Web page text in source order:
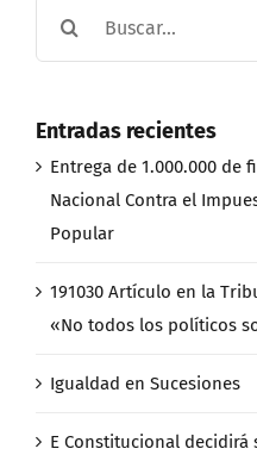
Entradas recientes
Entrega de 1.000.000 de
Nacional Contra el
Popular
191030 Artículo en la
«No todos los políticos
Igualdad en Sucesiones
E Constitucional